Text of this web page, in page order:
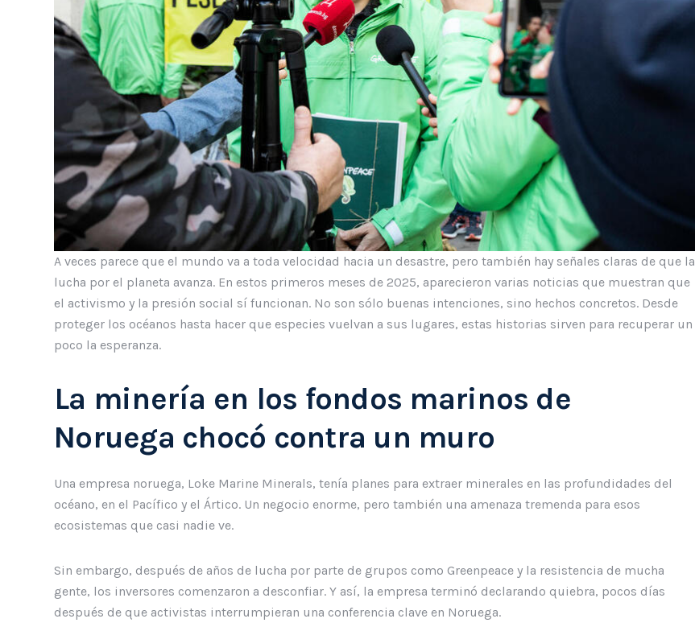
A veces parece que el mundo va a toda velocidad hacia un desastre, pero también hay señales claras de que la
lucha por el planeta avanza. En estos primeros meses de 2025, aparecieron varias noticias que muestran que
el activismo y la presión social sí funcionan. No son sólo buenas intenciones, sino hechos concretos. Desde
proteger los océanos hasta hacer que especies vuelvan a sus lugares, estas historias sirven para recuperar un
poco la esperanza.
La minería en los fondos marinos de
Noruega chocó contra un muro
Una empresa noruega, Loke Marine Minerals, tenía planes para extraer minerales en las profundidades del
océano, en el Pacífico y el Ártico. Un negocio enorme, pero también una amenaza tremenda para esos
ecosistemas que casi nadie ve.
Sin embargo, después de años de lucha por parte de grupos como Greenpeace y la resistencia de mucha
gente, los inversores comenzaron a desconfiar. Y así, la empresa terminó declarando quiebra, pocos días
después de que activistas interrumpieran una conferencia clave en Noruega.